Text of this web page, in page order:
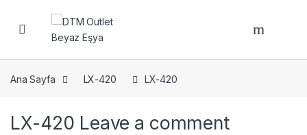
Open
Ana Sayfa LX-420 LX-420
LX-420 Leave a comment